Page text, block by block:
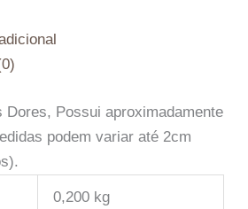
Dores, Possui aproximadamente
podem variar até 2cm
0,200 kg